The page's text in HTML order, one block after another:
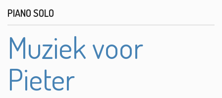
PIANO SOLO
Muziek voor
Pieter